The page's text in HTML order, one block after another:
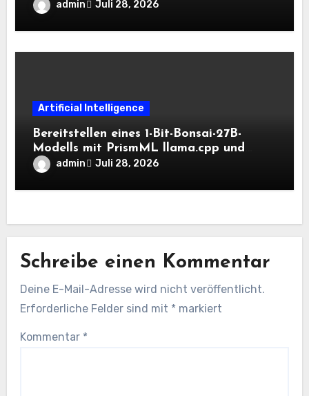
admin Juli 28, 2026
Artificial Intelligence
Bereitstellen eines 1-Bit-Bonsai-27B-
Modells mit PrismML llama.cpp und
OpenAI-kompatiblen lokalen Inferenz-
Workflows
admin Juli 28, 2026
Schreibe einen Kommentar
Deine E-Mail-Adresse wird nicht veröffentlicht.
Erforderliche Felder sind mit * markiert
Kommentar *